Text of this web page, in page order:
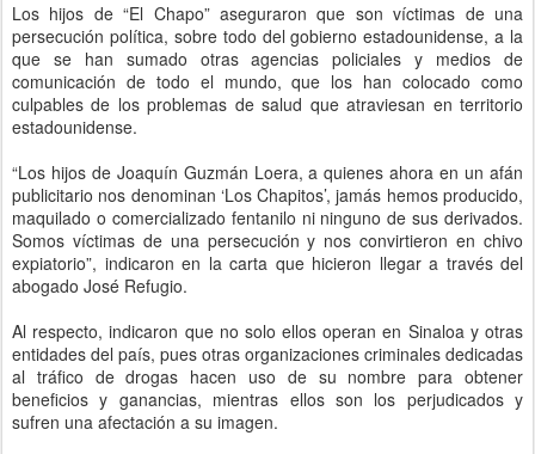
Los hijos de “El Chapo” aseguraron que son víctimas de una
persecución política, sobre todo del gobierno estadounidense, a la
que se han sumado otras agencias policiales y medios de
comunicación de todo el mundo, que los han colocado como
culpables de los problemas de salud que atraviesan en territorio
estadounidense.
“Los hijos de Joaquín Guzmán Loera, a quienes ahora en un afán
publicitario nos denominan ‘Los Chapitos’, jamás hemos producido,
maquilado o comercializado fentanilo ni ninguno de sus derivados.
Somos víctimas de una persecución y nos convirtieron en chivo
expiatorio”, indicaron en la carta que hicieron llegar a través del
abogado José Refugio.
Al respecto, indicaron que no solo ellos operan en Sinaloa y otras
entidades del país, pues otras organizaciones criminales dedicadas
al tráfico de drogas hacen uso de su nombre para obtener
beneficios y ganancias, mientras ellos son los perjudicados y
sufren una afectación a su imagen.